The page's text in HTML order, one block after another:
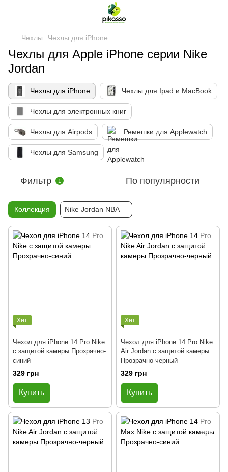
Чехлы Чехлы для iPhone
Чехлы для Apple iPhone серии Nike
Jordan
Чехлы для iPhone Чехлы для Ipad и MacBook
Чехлы для электронных книг
Чехлы для Airpods Ремешки для Applewatch
Чехлы для Samsung
Фильтр 1 По популярности
Коллекция Nike Jordan NBA
Хит
Чехол для iPhone 14 Pro Nike
с защитой камеры Прозрачно-
синий
329 грн
Купить
Хит
Чехол для iPhone 14 Pro Nike
Air Jordan с защитой камеры
Прозрачно-черный
329 грн
Купить